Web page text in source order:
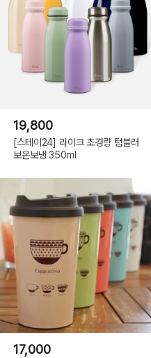
19,800
[스테이24] 라이크 초경량 텀블러
보온보냉 350ml
17,000